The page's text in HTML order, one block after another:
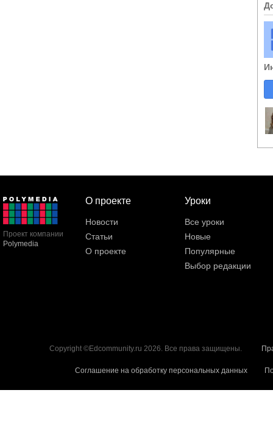
Проект компании
Polymedia
О проекте
Новости
Статьи
О проекте
Уроки
Все уроки
Новые
Популярные
Выбор редакции
Copyright ©Edcommunity.ru 2026. Все права защищены.
Соглашение на обработку персональных данных